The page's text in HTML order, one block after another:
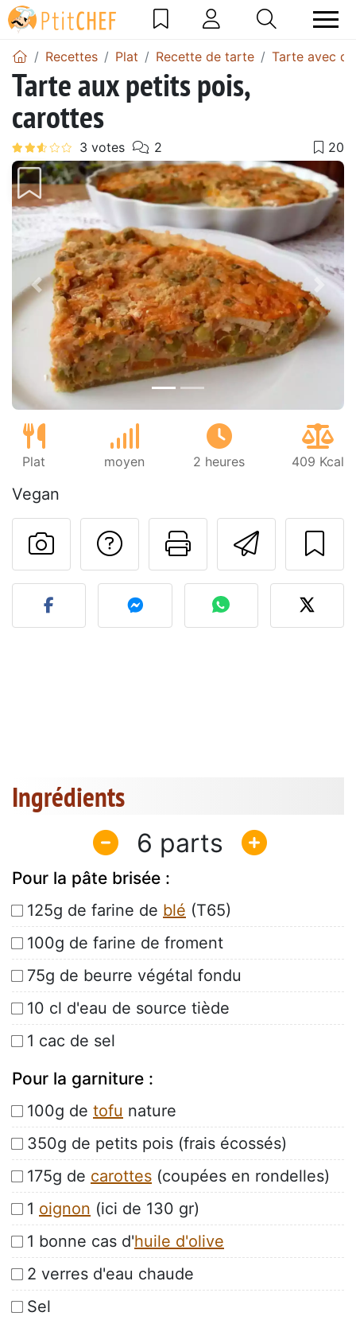
Recettes Plat Recette de tarte Tarte avec
Tarte aux petits pois,
carottes
Précédent
Plat moyen 2 heures 409 Kcal
Vegan
Imprimer
Poser une
Publier votre photo de
Ingrédients
6
Pour la pâte brisée :
125g de farine de blé (T65)
100g de farine de froment
75g de beurre végétal fondu
10 cl d'eau de source tiède
1 cac de sel
Pour la garniture :
100g de tofu nature
350g de petits pois (frais écossés)
175g de carottes (coupées en rondelles)
1 oignon (ici de 130 gr)
1 bonne cas d'huile d'olive
2 verres d'eau chaude
Sel